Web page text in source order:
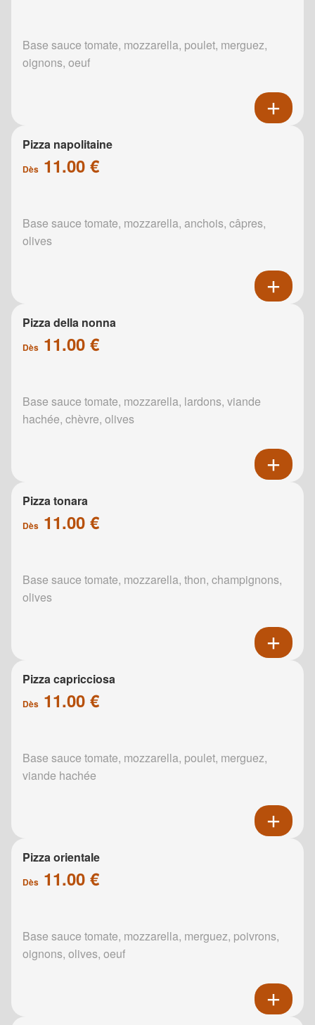
Base sauce tomate, mozzarella, poulet, merguez,
oignons, oeuf
Pizza napolitaine
Dès 11.00 €
Base sauce tomate, mozzarella, anchois, câpres,
olives
Pizza della nonna
Dès 11.00 €
Base sauce tomate, mozzarella, lardons, viande
hachée, chèvre, olives
Pizza tonara
Dès 11.00 €
Base sauce tomate, mozzarella, thon, champignons,
olives
Pizza capricciosa
Dès 11.00 €
Base sauce tomate, mozzarella, poulet, merguez,
viande hachée
Pizza orientale
Dès 11.00 €
Base sauce tomate, mozzarella, merguez, poivrons,
oignons, olives, oeuf